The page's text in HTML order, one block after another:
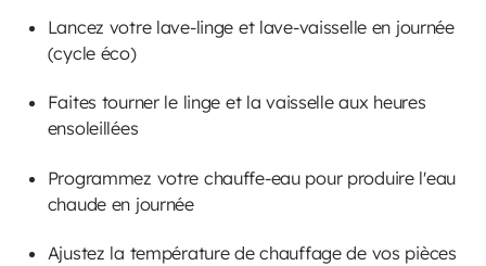
Lancez votre lave-linge et lave-vaisselle en journée
(cycle éco)
Faites tourner le linge et la vaisselle aux heures
ensoleillées
Programmez votre chauffe-eau pour produire l'eau
chaude en journée
Ajustez la température de chauffage de vos pièces